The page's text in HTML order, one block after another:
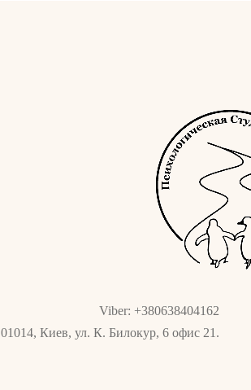
Viber: +380638404162
01014, Киев, ул. К. Билокур, 6 офис 21.